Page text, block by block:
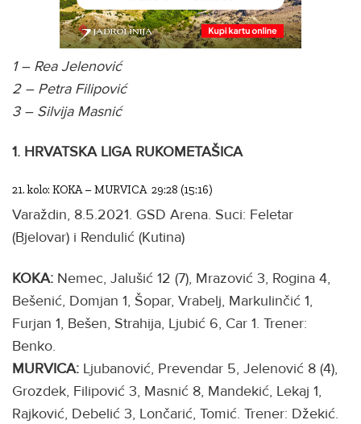
1 – Rea Jelenović
2 – Petra Filipović
3 – Silvija Masnić
1. HRVATSKA LIGA RUKOMETAŠICA
21. kolo: KOKA – MURVICA 29:28 (15:16)
Varaždin, 8.5.2021. GSD Arena. Suci: Feletar
(Bjelovar) i Rendulić (Kutina)
KOKA: Nemec, Jalušić 12 (7), Mrazović 3, Rogina 4,
Bešenić, Domjan 1, Šopar, Vrabelj, Markulinčić 1,
Furjan 1, Bešen, Strahija, Ljubić 6, Car 1. Trener:
Benko.
MURVICA: Ljubanović, Prevendar 5, Jelenović 8 (4),
Grozdek, Filipović 3, Masnić 8, Mandekić, Lekaj 1,
Rajković, Debelić 3, Lončarić, Tomić. Trener: Džekić.